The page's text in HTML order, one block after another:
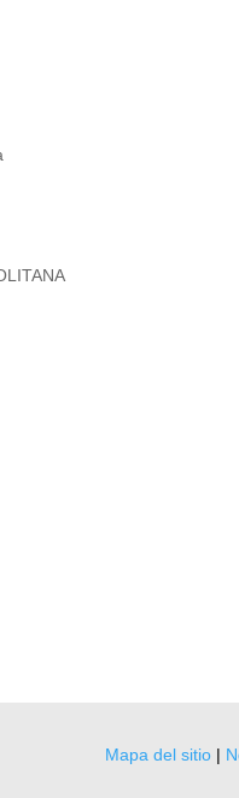
Mapa del sitio|